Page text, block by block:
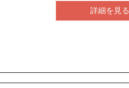
詳細を見る